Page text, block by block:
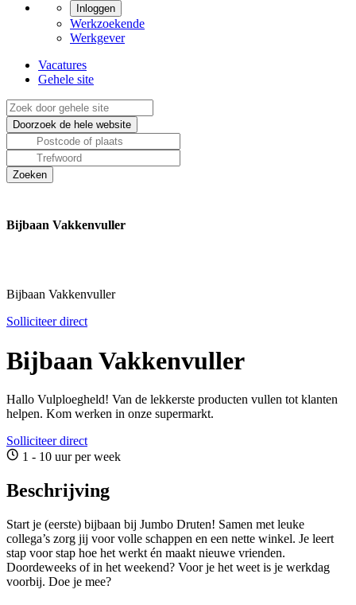
Inloggen
Werkzoekende
Werkgever
Vacatures
Gehele site
Bijbaan Vakkenvuller
Bijbaan Vakkenvuller
Solliciteer direct
Bijbaan Vakkenvuller
Hallo Vulploegheld! Van de lekkerste producten vullen tot klanten
helpen. Kom werken in onze supermarkt.
Solliciteer direct
1 - 10 uur per week
Beschrijving
Start je (eerste) bijbaan bij Jumbo Druten! Samen met leuke
collega’s zorg jij voor volle schappen en een nette winkel. Je leert
stap voor stap hoe het werkt én maakt nieuwe vrienden.
Doordeweeks of in het weekend? Voor je het weet is je werkdag
voorbij. Doe je mee?